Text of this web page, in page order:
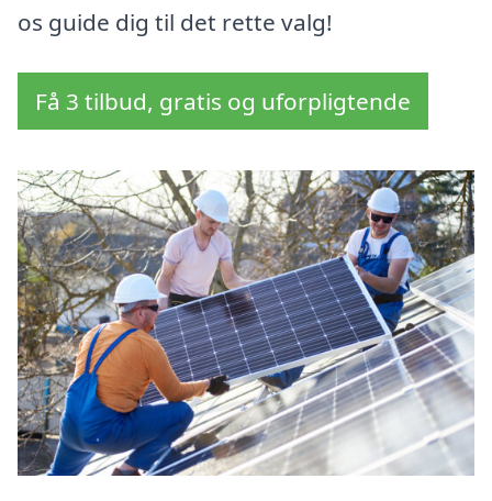
os guide dig til det rette valg!
Få 3 tilbud, gratis og uforpligtende